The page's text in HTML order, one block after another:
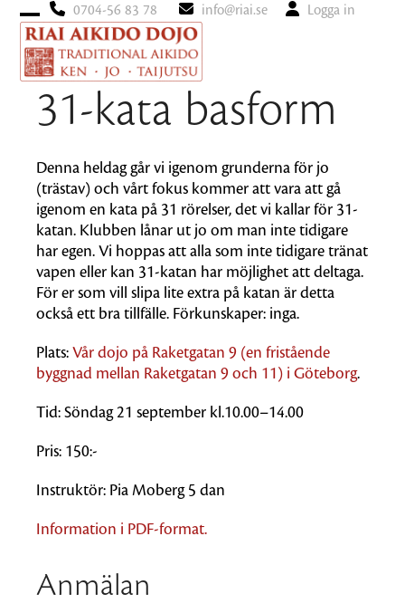
0704-56 83 78 info@riai.se Logga in
Open
mobile
menu
Close
mobile
menu
31-kata basform
Denna heldag går vi igenom grunderna för jo
(trästav) och vårt fokus kommer att vara att gå
igenom en kata på 31 rörelser, det vi kallar för 31-
katan. Klubben lånar ut jo om man inte tidigare
har egen. Vi hoppas att alla som inte tidigare tränat
vapen eller kan 31-katan har möjlighet att deltaga.
För er som vill slipa lite extra på katan är detta
också ett bra tillfälle. Förkunskaper: inga.
Plats:Vår dojo på Raketgatan 9 (en fristående
byggnad mellan Raketgatan 9 och 11) i Göteborg.
Tid: Söndag 21 september kl.10.00–14.00
Pris: 150:-
Instruktör: Pia Moberg 5 dan
Information i PDF-format.
Anmälan